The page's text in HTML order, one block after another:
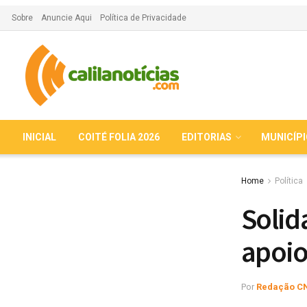
Sobre Anuncie Aqui Política de Privacidade
INICIAL COITÉ FOLIA 2026 EDITORIAS
Home Política
Por Redação